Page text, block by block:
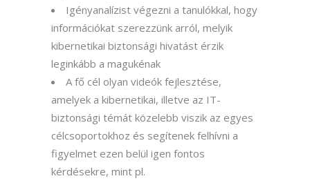
Igényanalízist végezni a tanulókkal, hogy
információkat szerezzünk arról, melyik
kibernetikai biztonsági hivatást érzik
leginkább a magukénak
A fő cél olyan videók fejlesztése,
amelyek a kibernetikai, illetve az IT-
biztonsági témát közelebb viszik az egyes
célcsoportokhoz és segítenek felhívni a
figyelmet ezen belül igen fontos
kérdésekre, mint pl.